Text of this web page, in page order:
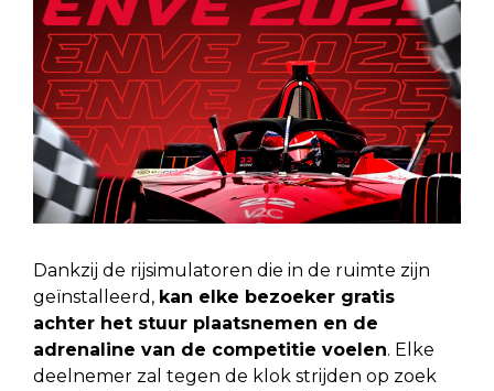
Dankzij de rijsimulatoren die in de ruimte zijn
geïnstalleerd, kan elke bezoeker gratis
achter het stuur plaatsnemen en de
adrenaline van de competitie voelen. Elke
deelnemer zal tegen de klok strijden op zoek